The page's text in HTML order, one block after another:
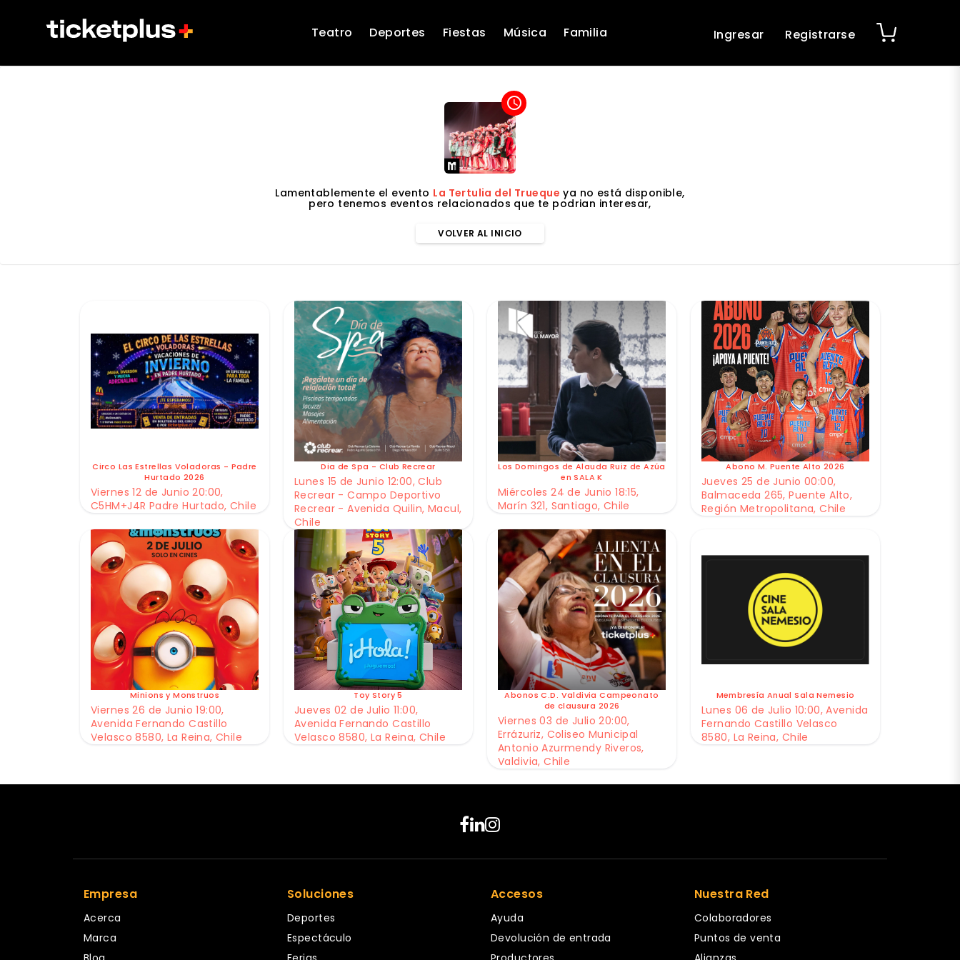
Teatro Deportes Fiestas Música Familia Ingresar Registrarse
access_time
Lamentablemente el evento La Tertulia del Trueque ya no está disponible,
pero tenemos eventos relacionados que te podrian interesar,
VOLVER AL INICIO
Circo Las Estrellas Voladoras - Padre
Hurtado 2026
Viernes 12 de Junio 20:00,
C5HM+J4R Padre Hurtado, Chile
Dia de Spa - Club Recrear
Lunes 15 de Junio 12:00, Club
Recrear - Campo Deportivo
Recrear - Avenida Quilin, Macul,
Chile
Los Domingos de Alauda Ruiz de Azúa
en SALA K
Miércoles 24 de Junio 18:15,
Marín 321, Santiago, Chile
Abono M. Puente Alto 2026
Jueves 25 de Junio 00:00,
Balmaceda 265, Puente Alto,
Región Metropolitana, Chile
Minions y Monstruos
Viernes 26 de Junio 19:00,
Avenida Fernando Castillo
Velasco 8580, La Reina, Chile
Toy Story 5
Jueves 02 de Julio 11:00,
Avenida Fernando Castillo
Velasco 8580, La Reina, Chile
Abonos C.D. Valdivia Campeonato
de clausura 2026
Viernes 03 de Julio 20:00,
Errázuriz, Coliseo Municipal
Antonio Azurmendy Riveros,
Valdivia, Chile
Membresía Anual Sala Nemesio
Lunes 06 de Julio 10:00, Avenida
Fernando Castillo Velasco
8580, La Reina, Chile
Empresa
Acerca
Marca
Soluciones
Deportes
Espectáculo
Accesos
Ayuda
Devolución de entrada
Nuestra Red
Colaboradores
Puntos de venta